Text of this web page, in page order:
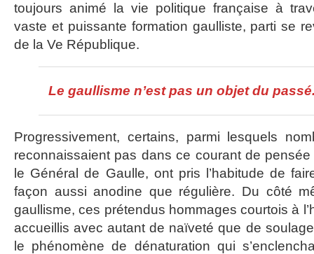
toujours animé la vie politique française à
vaste et puissante formation gaulliste, parti se
de la Ve République.
Le gaullisme n’est pas un objet du
Progressivement, certains, parmi lesquels
reconnaissaient pas dans ce courant de
le Général de Gaulle, ont pris l’habitude de
façon aussi anodine que régulière. Du côté
gaullisme, ces prétendus hommages courtois à
accueillis avec autant de naïveté que de
le phénomène de dénaturation qui